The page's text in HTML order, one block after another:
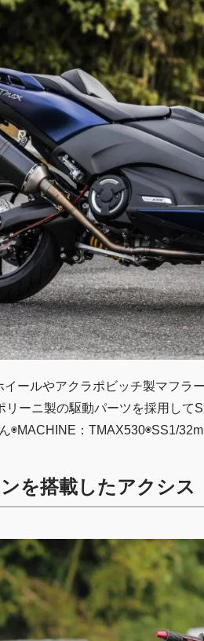
ールやアクラポビッチ製マフラ
ーニ製の駆動パーツを採用して
◉MACHINE：TMAX530◉SS1/
を搭載したアクシス